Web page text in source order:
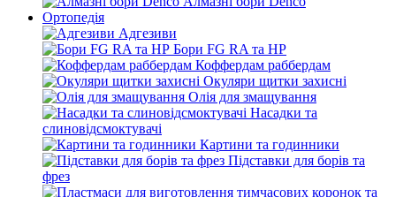
Ортопедія
Адгезиви
Бори FG RA та HP
Коффердам раббердам
Окуляри щитки захисні
Олія для змащування
Насадки та
слиновідсмоктувачі
Картини та годинники
Підставки для борів та
фрез